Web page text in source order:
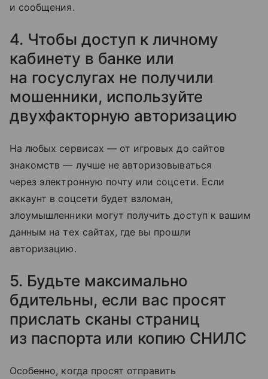
и сообщения.
4. Чтобы доступ к личному
кабинету в банке или
на госуслугах не получили
мошенники, используйте
двухфакторную авторизацию
На любых сервисах — от игровых до сайтов
знакомств — лучше не авторизовываться
через электронную почту или соцсети. Если
аккаунт в соцсети будет взломан,
злоумышленники могут получить доступ к вашим
данным на тех сайтах, где вы прошли
авторизацию.
5. Будьте максимально
бдительны, если вас просят
прислать сканы страниц
из паспорта или копию СНИЛС
Особенно, когда просят отправить